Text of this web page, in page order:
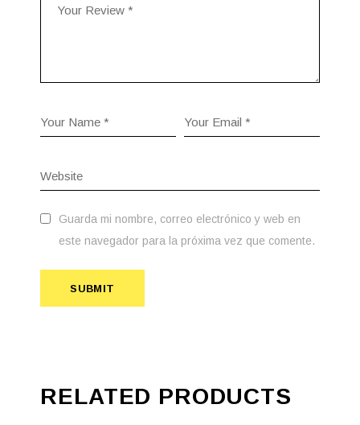
Guarda mi nombre, correo electrónico y web en
este navegador para la próxima vez que comente.
SUBMIT
RELATED PRODUCTS